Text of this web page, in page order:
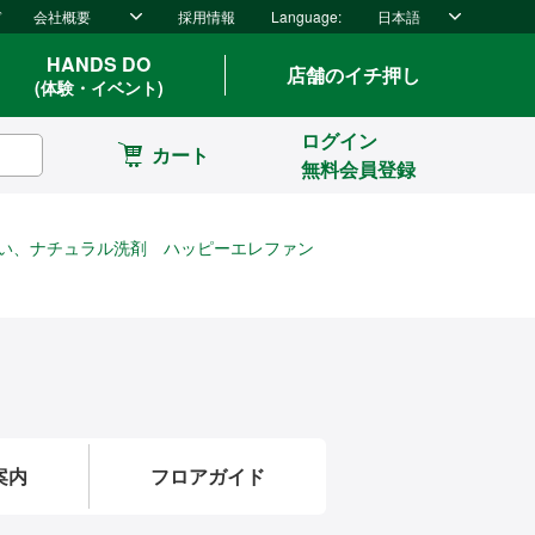
会社概要 採用情報 Language: 日本語
HANDS DO
(体験・イベント) 店舗のイチ押し
カート
ログイン
無料会員登録
、ナチュラル洗剤 ハッピーエレファン
内 フロアガイド